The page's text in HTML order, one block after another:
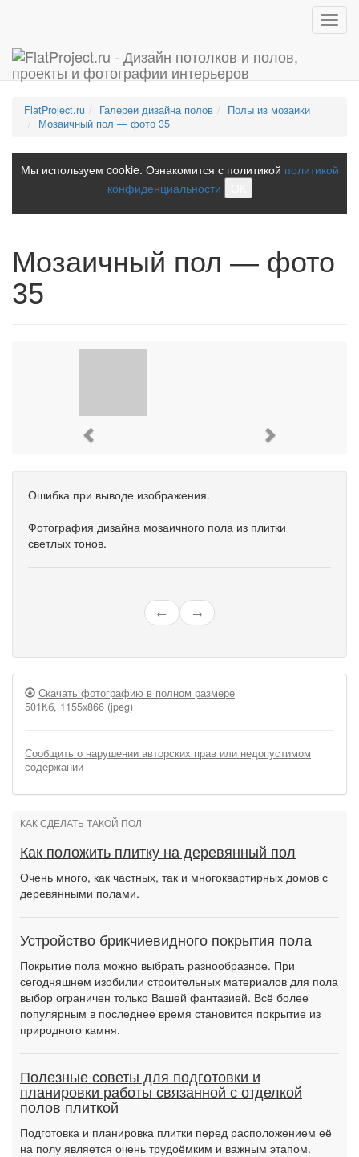
FlatProject.ru Галереи дизайна полов
Полы из мозаики
Мозаичный пол — фото 35
Мы используем cookie. Ознакомится с политикой политикой
конфиденциальности
Мозаичный пол — фото
35
Ошибка при выводе изображения.
Фотография дизайна мозаичного пола из плитки
светлых тонов.
← →
Скачать фотографию в полном размере
501Кб, 1155x866 (jpeg)
Сообщить о нарушении авторских прав или недопустимом
содержании
КАК СДЕЛАТЬ ТАКОЙ ПОЛ
Как положить плитку на деревянный пол
Очень много, как частных, так и многоквартирных домов с
деревянными полами.
Устройство брикчиевидного покрытия пола
Покрытие пола можно выбрать разнообразное. При
сегодняшнем изобилии строительных материалов для пола
выбор ограничен только Вашей фантазией. Всё более
популярным в последнее время становится покрытие из
природного камня.
Полезные советы для подготовки и
планировки работы связанной с отделкой
полов плиткой
Подготовка и планировка плитки перед расположением её
на полу является очень трудоёмким и важным этапом.